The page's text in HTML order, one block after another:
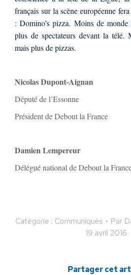
français sur la scène européenne
: Domino’s pizza. Moins de monde
plus de spectateurs devant la télé.
mais plus de pizzas.
Nicolas Dupont-Aignan
Député de l’Essonne
Président de Debout la France
Damien Lempereur
Délégué national de Debout la
Catégorie : Communiqués Par
19 avril 2016
Partager cet